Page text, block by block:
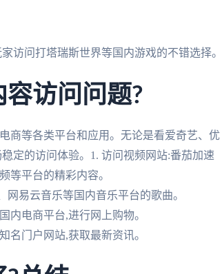
访问打塔瑞斯世界等国内游戏的不错选择。
访问问题?
商等各类平台和应用。无论是看爱奇艺、优
定的访问体验。1. 访问视频网站:番茄加速
等平台的精彩内容。
易云音乐等国内音乐平台的歌曲。
内电商平台,进行网上购物。
名门户网站,获取最新资讯。